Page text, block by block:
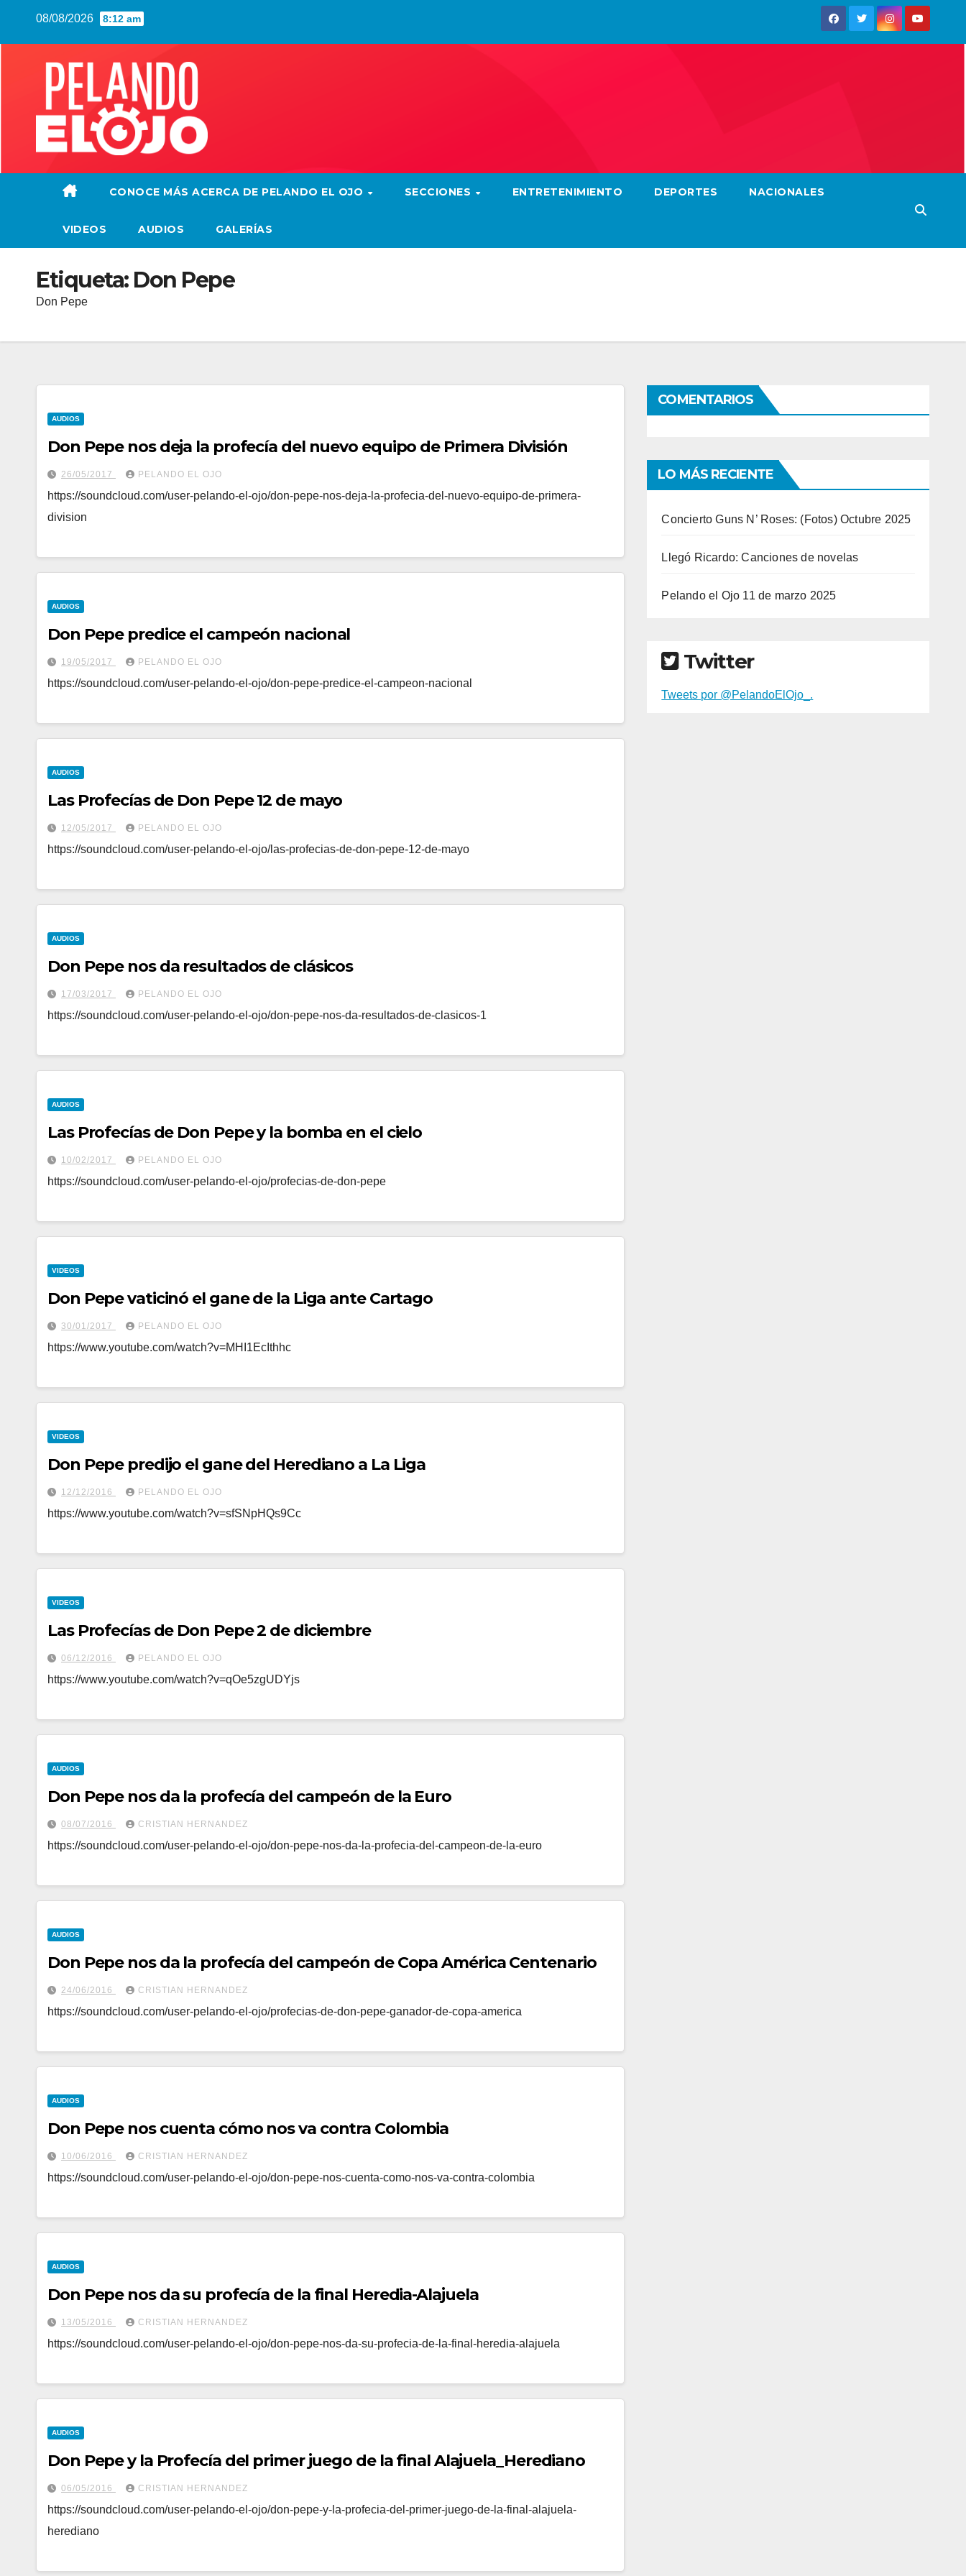
08/08/2026 8:12 am
CONOCE MÁS ACERCA DE PELANDO EL OJO SECCIONES ENTRETENIMIENTO DEPORTES NACIONALES
VIDEOS AUDIOS GALERÍAS
Etiqueta: Don Pepe
Don Pepe
AUDIOS
Don Pepe nos deja la profecía del nuevo equipo de Primera División
26/05/2017 PELANDO EL OJO
https://soundcloud.com/user-pelando-el-ojo/don-pepe-nos-deja-la-profecia-del-nuevo-equipo-de-primera-
division
AUDIOS
Don Pepe predice el campeón nacional
19/05/2017 PELANDO EL OJO
https://soundcloud.com/user-pelando-el-ojo/don-pepe-predice-el-campeon-nacional
AUDIOS
Las Profecías de Don Pepe 12 de mayo
12/05/2017 PELANDO EL OJO
https://soundcloud.com/user-pelando-el-ojo/las-profecias-de-don-pepe-12-de-mayo
AUDIOS
Don Pepe nos da resultados de clásicos
17/03/2017 PELANDO EL OJO
https://soundcloud.com/user-pelando-el-ojo/don-pepe-nos-da-resultados-de-clasicos-1
AUDIOS
Las Profecías de Don Pepe y la bomba en el cielo
10/02/2017 PELANDO EL OJO
https://soundcloud.com/user-pelando-el-ojo/profecias-de-don-pepe
VIDEOS
Don Pepe vaticinó el gane de la Liga ante Cartago
30/01/2017 PELANDO EL OJO
https://www.youtube.com/watch?v=MHI1EcIthhc
VIDEOS
Don Pepe predijo el gane del Herediano a La Liga
12/12/2016 PELANDO EL OJO
https://www.youtube.com/watch?v=sfSNpHQs9Cc
VIDEOS
Las Profecías de Don Pepe 2 de diciembre
06/12/2016 PELANDO EL OJO
https://www.youtube.com/watch?v=qOe5zgUDYjs
AUDIOS
Don Pepe nos da la profecía del campeón de la Euro
08/07/2016 CRISTIAN HERNANDEZ
https://soundcloud.com/user-pelando-el-ojo/don-pepe-nos-da-la-profecia-del-campeon-de-la-euro
AUDIOS
Don Pepe nos da la profecía del campeón de Copa América Centenario
24/06/2016 CRISTIAN HERNANDEZ
https://soundcloud.com/user-pelando-el-ojo/profecias-de-don-pepe-ganador-de-copa-america
AUDIOS
Don Pepe nos cuenta cómo nos va contra Colombia
10/06/2016 CRISTIAN HERNANDEZ
https://soundcloud.com/user-pelando-el-ojo/don-pepe-nos-cuenta-como-nos-va-contra-colombia
AUDIOS
Don Pepe nos da su profecía de la final Heredia-Alajuela
13/05/2016 CRISTIAN HERNANDEZ
https://soundcloud.com/user-pelando-el-ojo/don-pepe-nos-da-su-profecia-de-la-final-heredia-alajuela
AUDIOS
Don Pepe y la Profecía del primer juego de la final Alajuela_Herediano
06/05/2016 CRISTIAN HERNANDEZ
https://soundcloud.com/user-pelando-el-ojo/don-pepe-y-la-profecia-del-primer-juego-de-la-final-alajuela-
herediano
COMENTARIOS
LO MÁS RECIENTE
Concierto Guns N’ Roses: (Fotos) Octubre 2025
Llegó Ricardo: Canciones de novelas
Pelando el Ojo 11 de marzo 2025
Twitter
Tweets por @PelandoElOjo_.